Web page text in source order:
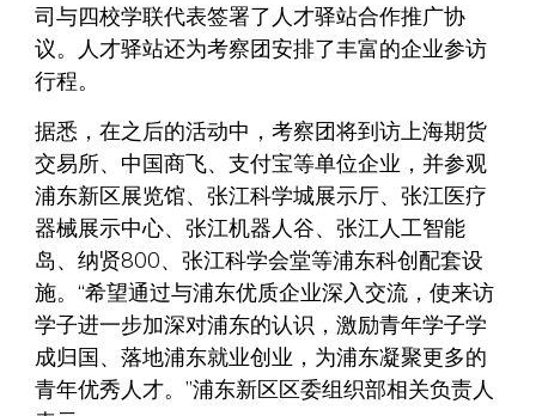
司与四校学联代表签署了人才驿站合作推广协
议。人才驿站还为考察团安排了丰富的企业参访
行程。
据悉，在之后的活动中，考察团将到访上海期货
交易所、中国商飞、支付宝等单位企业，并参观
浦东新区展览馆、张江科学城展示厅、张江医疗
器械展示中心、张江机器人谷、张江人工智能
岛、纳贤800、张江科学会堂等浦东科创配套设
施。“希望通过与浦东优质企业深入交流，使来访
学子进一步加深对浦东的认识，激励青年学子学
成归国、落地浦东就业创业，为浦东凝聚更多的
青年优秀人才。”浦东新区区委组织部相关负责人